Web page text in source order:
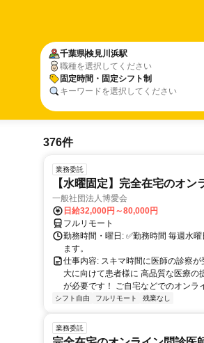
千葉県検見川浜駅
職種を選択してください
固定時間・固定シフト制
キーワードを選択してください
376件
業務委託
【水曜固定】完全在宅のオン
一般社団法人博愛会
日給32,000円～80,000円
フルリモート
勤務時間・曜日: ✅勤務時間 毎週水
ます。
仕事内容: スキマ時間に医師の診察
大に向けて患者様に 高品質な医療の
が必要です！ ご自宅などでのオンラ
シフト自由 フルリモート 残業なし
業務委託